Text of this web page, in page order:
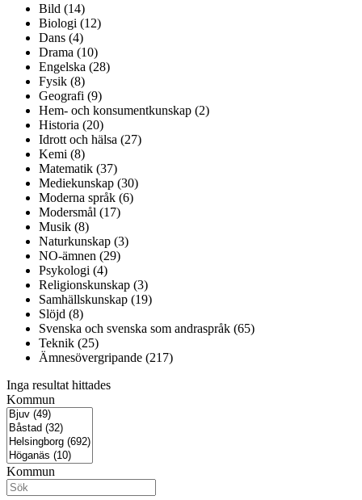
Bild (14)
Biologi (12)
Dans (4)
Drama (10)
Engelska (28)
Fysik (8)
Geografi (9)
Hem- och konsumentkunskap (2)
Historia (20)
Idrott och hälsa (27)
Kemi (8)
Matematik (37)
Mediekunskap (30)
Moderna språk (6)
Modersmål (17)
Musik (8)
Naturkunskap (3)
NO-ämnen (29)
Psykologi (4)
Religionskunskap (3)
Samhällskunskap (19)
Slöjd (8)
Svenska och svenska som andraspråk (65)
Teknik (25)
Ämnesövergripande (217)
Inga resultat hittades
Kommun
Kommun